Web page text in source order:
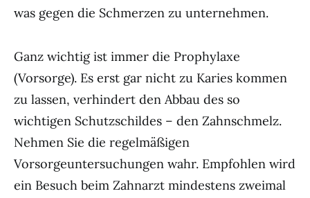
was gegen die Schmerzen zu unternehmen.
Ganz wichtig ist immer die Prophylaxe
(Vorsorge). Es erst gar nicht zu Karies kommen
zu lassen, verhindert den Abbau des so
wichtigen Schutzschildes – den Zahnschmelz.
Nehmen Sie die regelmäßigen
Vorsorgeuntersuchungen wahr. Empfohlen wird
ein Besuch beim Zahnarzt mindestens zweimal